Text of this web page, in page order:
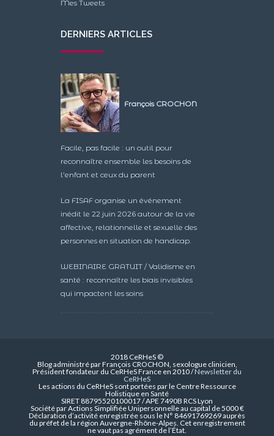
Mes Tweets
DERNIERS ARTICLES
François CROCHON
Facile, pas facile : un outil pour
reconnaître ensemble les besoins de
l’enfant et ceux du parent
La FISAF organise un événement
inédit le 22 juin 2026 autour de la vie
affective, relationnelle et sexuelle des
personnes en situation de handicap.
WEBINAIRE GRATUIT / Validisme en
santé : reconnaître les biais invisibles
qui impactent les soins
2018 CeRHeS ©
Blog administré par François CROCHON, sexologue clinicien,
Président fondateur du CeRHeS France en 2010 /Newsletter du
CeRHeS
Les actions du CeRHeS sont portées par le Centre Ressource
Holistique en Santé
SIRET 88795520100017 / APE 7490B RCS Lyon
Société par Actions Simplifiée Unipersonnelle au capital de 5000 €
Déclaration d’activité enregistrée sous le N° 84691769269 auprès
du préfet de la région Auvergne-Rhône-Alpes. Cet enregistrement
ne vaut pas agrément de l’État.